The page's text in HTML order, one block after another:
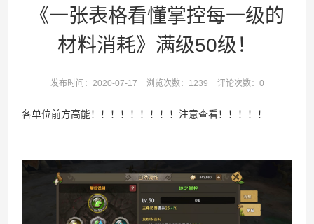
百战石器优化回炉面板显示参数，直接提示满档信息，避免遗漏。
百战石器更新主线任务支持组队完成（同时支持一机多控）
百战石器私服新区开放众多活动开启
百战石器私服凌晨掉线说明
百战石器私服凌晨掉线说明
《一张表格看懂掌控每一级的
材料消耗》满级50级！
发布时间：2020-07-17 浏览次数：1239 评论次数：0
各单位前方高能！！！！！！！！！注意查看！！！！！